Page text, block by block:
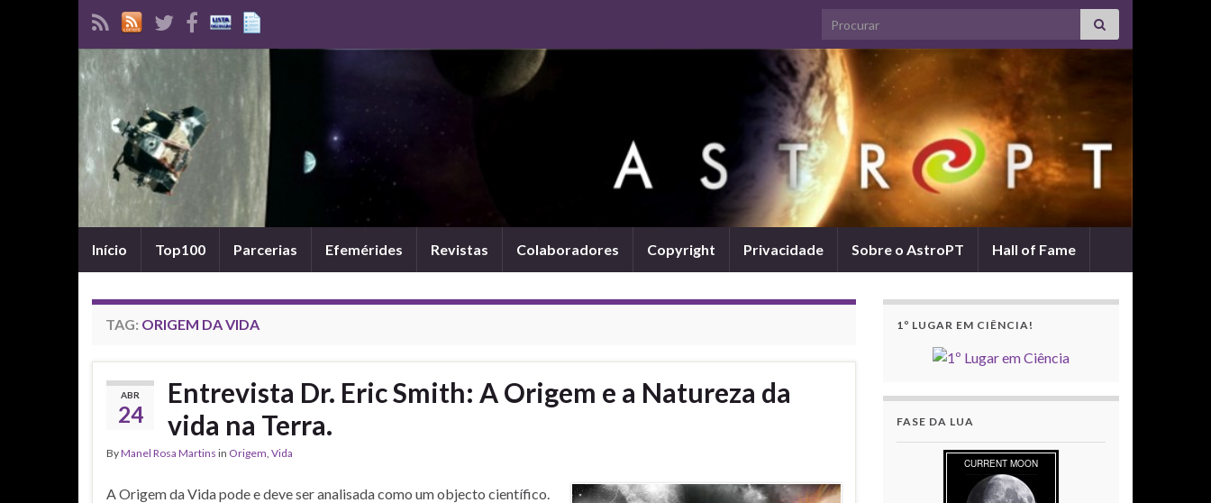
Search for:
Início Top100 Parcerias Efemérides Revistas Colaboradores Copyright Privacidade Sobre o AstroPT Hall of Fame
TAG: ORIGEM DA VIDA
ABR
24
Entrevista Dr. Eric Smith: A Origem e a Natureza da
vida na Terra.
ByManel Rosa Martins in Origem, Vida
A Origem da Vida pode e deve ser analisada como um objecto científico.
1º LUGAR EM CIÊNCIA!
FASE DA LUA